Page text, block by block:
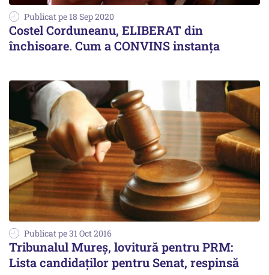
Publicat pe 18 Sep 2020
Costel Corduneanu, ELIBERAT din
închisoare. Cum a CONVINS instanța
Publicat pe 31 Oct 2016
Tribunalul Mureș, lovitură pentru PRM:
Lista candidaților pentru Senat, respinsă